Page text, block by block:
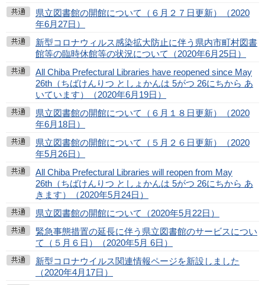
県立図書館の開館について（６月２７日更新）（2020
年6月27日）
新型コロナウィルス感染拡大防止に伴う県内市町村図書
館等の臨時休館等の状況について（2020年6月25日）
All Chiba Prefectural Libraries have reopened since May
26th（ちばけんりつ としょかんは 5がつ 26にちから あ
いています）（2020年6月19日）
県立図書館の開館について（６月１８日更新）（2020
年6月18日）
県立図書館の開館について（５月２６日更新）（2020
年5月26日）
All Chiba Prefectural Libraries will reopen from May
26th（ちばけんりつ としょかんは 5がつ 26にちから あ
きます）（2020年5月24日）
県立図書館の開館について（2020年5月22日）
緊急事態措置の延長に伴う県立図書館のサービスについ
て（５月６日）（2020年5月 6日）
新型コロナウイルス関連情報ページを新設しました
（2020年4月17日）